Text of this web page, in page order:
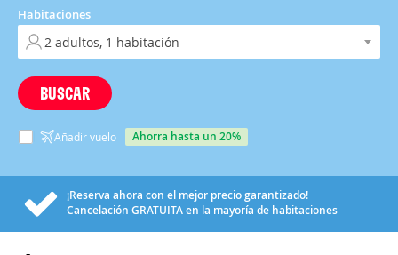
Habitaciones
BUSCAR
Añadir vuelo ahorra hasta un 20%
¡Reserva ahora con el mejor precio garantizado!
Cancelación GRATUITAen la mayoría de habitaciones